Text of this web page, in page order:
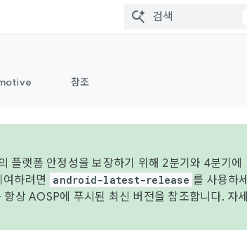
참조
플랫폼 안정성을 보장하기 위해 2분기와 4분기에
하려면
android-latest-release 를 사용하세
상 AOSP에 푸시된 최신 버전을 참조합니다. 자세